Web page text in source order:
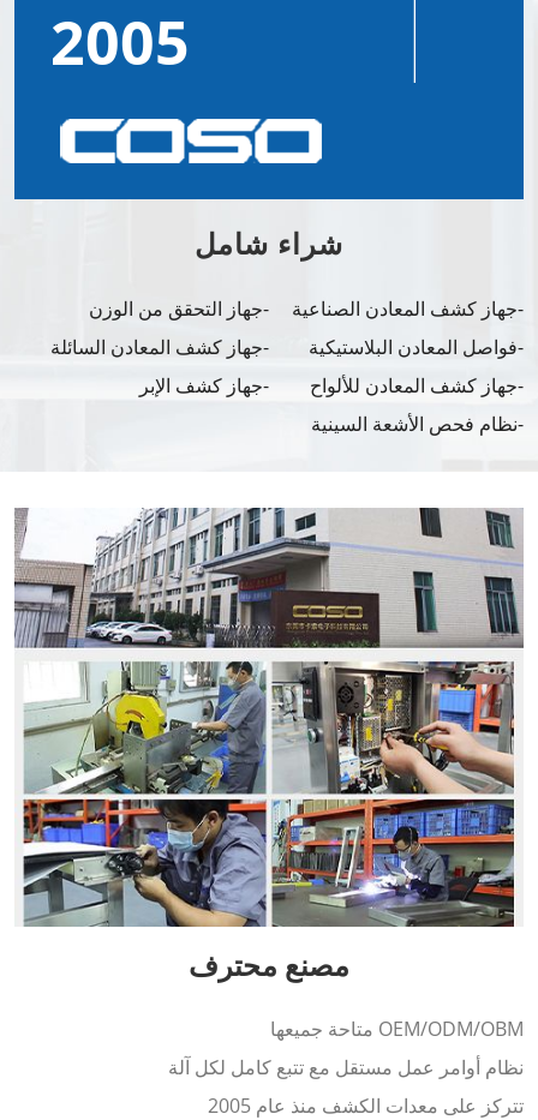
2005
شراء شامل
جهاز كشف المعادن الصناعية
جهاز التحقق من الوزن
فواصل المعادن البلاستيكية
جهاز كشف المعادن السائلة
جهاز كشف المعادن للألواح
جهاز كشف الإبر
نظام فحص الأشعة السينية
مصنع محترف
OEM/ODM/OBM متاحة جميعها
نظام أوامر عمل مستقل مع تتبع كامل لكل آلة
تتركز على معدات الكشف منذ عام 2005